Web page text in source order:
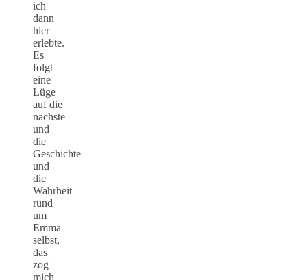
ich
dann
hier
erlebte.
Es
folgt
eine
Lüge
auf die
nächste
und
die
Geschichte
und
die
Wahrheit
rund
um
Emma
selbst,
das
zog
mich